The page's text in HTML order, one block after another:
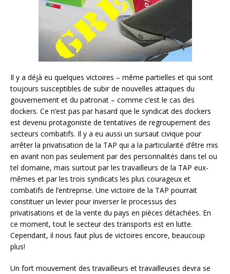
Il y a déjà eu quelques victoires – même partielles et qui sont
toujours susceptibles de subir de nouvelles attaques du
gouvernement et du patronat – comme c’est le cas des
dockers. Ce n’est pas par hasard que le syndicat des dockers
est devenu protagoniste de tentatives de regroupement des
secteurs combatifs. Il y a eu aussi un sursaut civique pour
arrêter la privatisation de la TAP qui a la particularité d’être mis
en avant non pas seulement par des personnalités dans tel ou
tel domaine, mais surtout par les travailleurs de la TAP eux-
mêmes et par les trois syndicats les plus courageux et
combatifs de l’entreprise. Une victoire de la TAP pourrait
constituer un levier pour inverser le processus des
privatisations et de la vente du pays en pièces détachées. En
ce moment, tout le secteur des transports est en lutte.
Cependant, il nous faut plus de victoires encore, beaucoup
plus!
Un fort mouvement des travailleurs et travailleuses devra se